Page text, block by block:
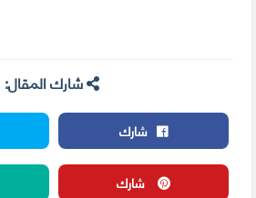
شارك المقال:
شارك
شارك